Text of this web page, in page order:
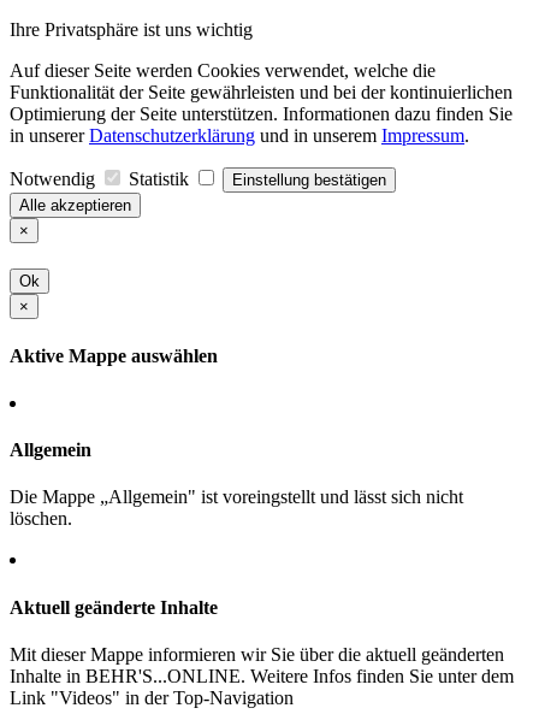
Ihre Privatsphäre ist uns wichtig
Auf dieser Seite werden Cookies verwendet, welche die
Funktionalität der Seite gewährleisten und bei der kontinuierlichen
Optimierung der Seite unterstützen. Informationen dazu finden Sie
in unsererDatenschutzerklärung und in unserem Impressum.
Notwendig Statistik
Einstellung bestätigen
Alle akzeptieren
×
Ok
×
Aktive Mappe auswählen
Allgemein
Die Mappe „Allgemein" ist voreingstellt und lässt sich nicht
löschen.
Aktuell geänderte Inhalte
Mit dieser Mappe informieren wir Sie über die aktuell geänderten
Inhalte in BEHR'S...ONLINE. Weitere Infos finden Sie unter dem
Link "Videos" in der Top-Navigation